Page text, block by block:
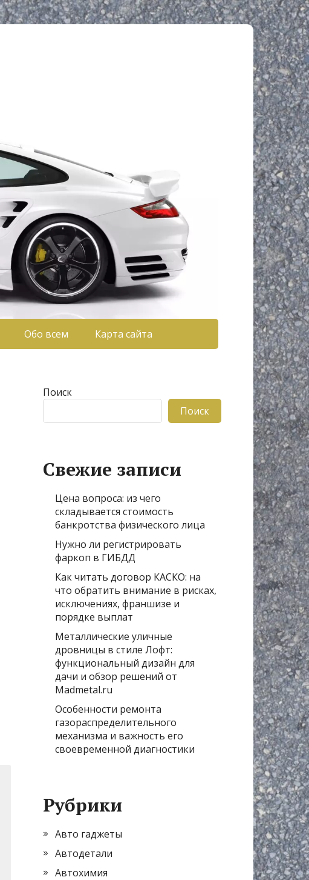
Обо всем Карта сайта
Поиск
Поиск
Свежие записи
Цена вопроса: из чего
складывается стоимость
банкротства физического лица
Нужно ли регистрировать
фаркоп в ГИБДД
Как читать договор КАСКО: на
что обратить внимание в рисках,
исключениях, франшизе и
порядке выплат
Металлические уличные
дровницы в стиле Лофт:
функциональный дизайн для
дачи и обзор решений от
Madmetal.ru
Особенности ремонта
газораспределительного
механизма и важность его
своевременной диагностики
Рубрики
Авто гаджеты
Автодетали
Автохимия